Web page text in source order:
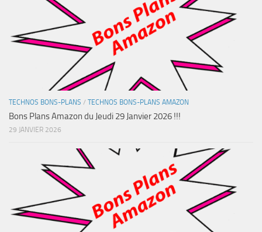
TECHNOS BONS-PLANS / TECHNOS BONS-PLANS AMAZON
Bons Plans Amazon du Jeudi 29 Janvier 2026 !!!
29 JANVIER 2026